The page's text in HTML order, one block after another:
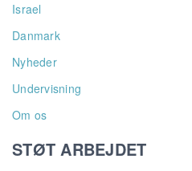
Israel
Danmark
Nyheder
Undervisning
Om os
STØT ARBEJDET